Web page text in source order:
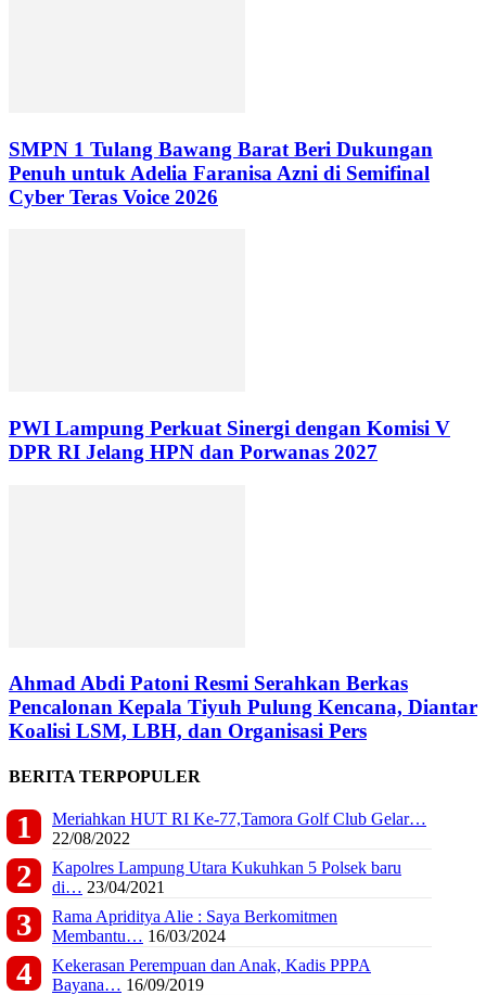
SMPN 1 Tulang Bawang Barat Beri Dukungan
Penuh untuk Adelia Faranisa Azni di Semifinal
Cyber Teras Voice 2026
PWI Lampung Perkuat Sinergi dengan Komisi V
DPR RI Jelang HPN dan Porwanas 2027
Ahmad Abdi Patoni Resmi Serahkan Berkas
Pencalonan Kepala Tiyuh Pulung Kencana, Diantar
Koalisi LSM, LBH, dan Organisasi Pers
BERITA TERPOPULER
Meriahkan HUT RI Ke-77,Tamora Golf Club Gelar…
22/08/2022
Kapolres Lampung Utara Kukuhkan 5 Polsek baru
di… 23/04/2021
Rama Apriditya Alie : Saya Berkomitmen
Membantu… 16/03/2024
Kekerasan Perempuan dan Anak, Kadis PPPA
Bayana… 16/09/2019